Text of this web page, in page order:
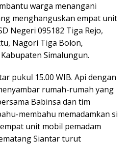
warga menangani
menghanguskan empat unit
Negeri 095182 Tiga Rejo,
Nagori Tiga Bolon,
Simalungun.
pukul 15.00 WIB. Api dengan
rumah-rumah yang
Babinsa dan tim
membahu memadamkan si
unit mobil pemadam
Siantar turut